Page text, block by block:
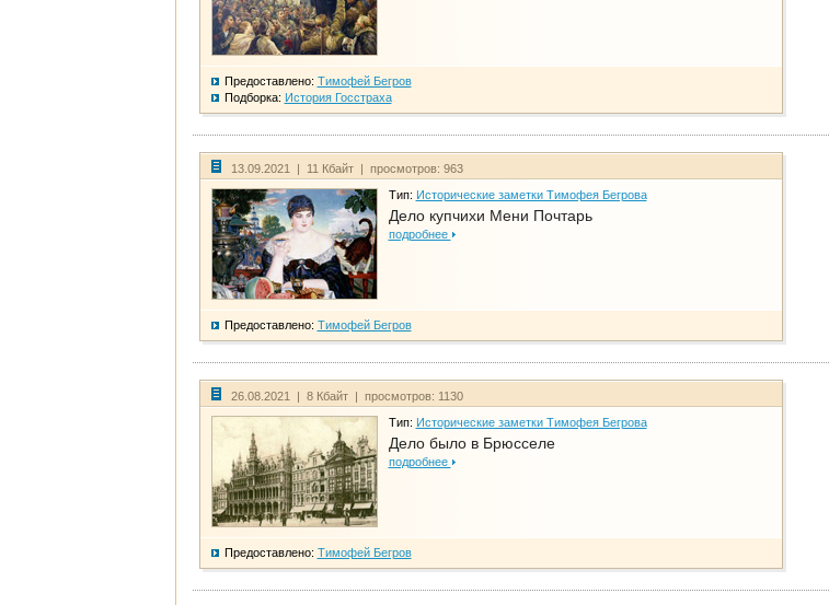
Предоставлено: Тимофей Бегров
Подборка: История Госстраха
13.09.2021 | 11 Кбайт | просмотров: 963
Тип: Исторические заметки Тимофея Бегрова
Дело купчихи Мени Почтарь
подробнее
Предоставлено: Тимофей Бегров
26.08.2021 | 8 Кбайт | просмотров: 1130
Тип: Исторические заметки Тимофея Бегрова
Дело было в Брюсселе
подробнее
Предоставлено: Тимофей Бегров